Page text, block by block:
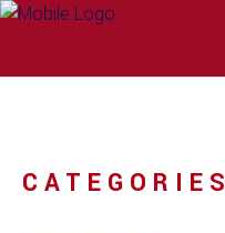
CATEGORIES